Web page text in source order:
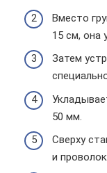
Вместо
15 см, она
Затем
50 мм.
Сверху
и